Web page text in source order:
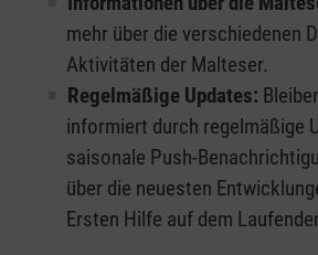
mehr über die verschiedenen
Aktivitäten der Malteser.
Regelmäßige Updates:
informiert durch regelmäßige
saisonale Push-
über die neuesten
Ersten Hilfe auf dem